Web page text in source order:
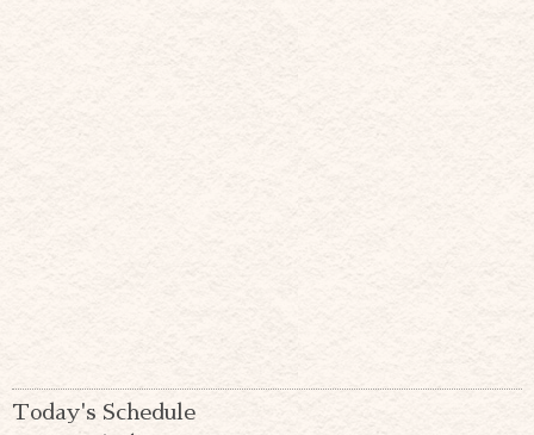
Today's Schedule